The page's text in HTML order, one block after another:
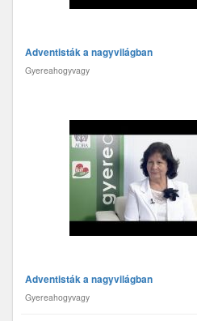
Adventisták a nagyvilágban
Gyereahogyvagy
Adventisták a nagyvilágban
Gyereahogyvagy